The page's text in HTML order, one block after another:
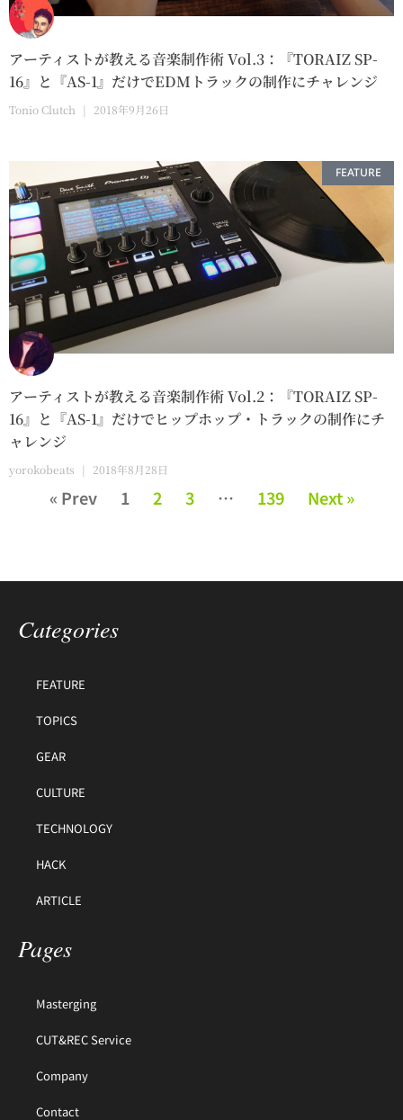
アーティストが教える音楽制作術 Vol.3：『TORAIZ SP-
16』と『AS-1』だけでEDMトラックの制作にチャレンジ
Tonio Clutch 2018年9月26日
FEATURE
アーティストが教える音楽制作術 Vol.2：『TORAIZ SP-
16』と『AS-1』だけでヒップホップ・トラックの制作にチ
ャレンジ
yorokobeats 2018年8月28日
« Prev 1 2 3 … 139 Next »
Categories
FEATURE
TOPICS
GEAR
CULTURE
TECHNOLOGY
HACK
ARTICLE
Pages
Masterging
CUT&REC Service
Company
Contact